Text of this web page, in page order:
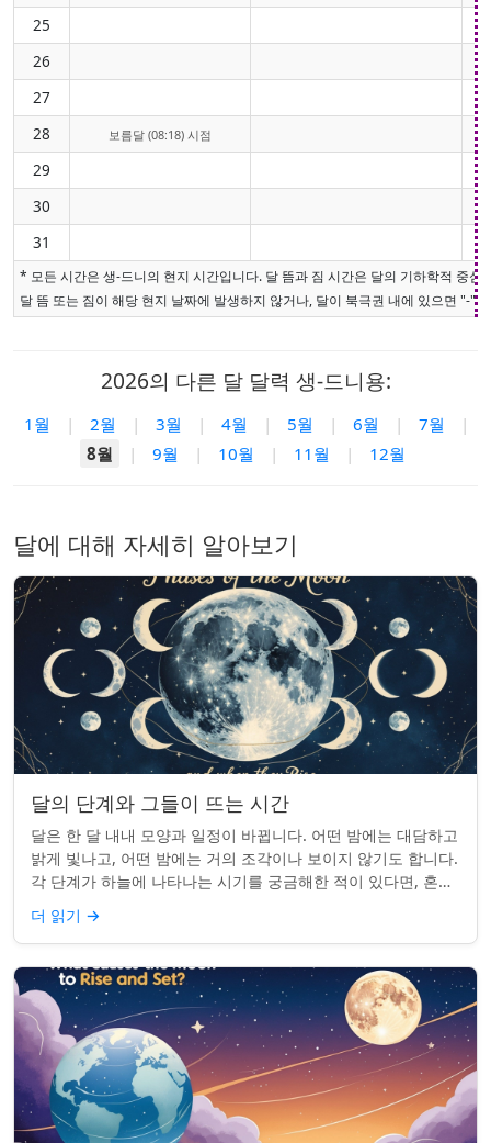
25
26
27
28
보름달 (08:18) 시점
29
30
31
* 모든 시간은 생-드니의 현지 시간입니다. 달 뜸과 짐 시간은 달의 기하학적 중
달 뜸 또는 짐이 해당 현지 날짜에 발생하지 않거나, 달이 북극권 내에 있으면 "-"
2026의 다른 달 달력 생-드니용:
1월 | 2월 | 3월 | 4월 | 5월 | 6월 | 7월
|
8월
| 9월 | 10월 | 11월 | 12월
달에 대해 자세히 알아보기
달의 단계와 그들이 뜨는 시간
달은 한 달 내내 모양과 일정이 바뀝니다. 어떤 밤에는 대담하고
밝게 빛나고, 어떤 밤에는 거의 조각이나 보이지 않기도 합니다.
각 단계가 하늘에 나타나는 시기를 궁금해한 적이 있다면, 혼자
가 아닙니다. 사실 그 타...
더 읽기 →